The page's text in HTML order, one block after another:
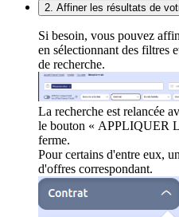
2. Affiner les résultats de
Si besoin, vous pouvez
en sélectionnant des filtres
de recherche.
La recherche est relancée
le bouton « APPLIQUER
ferme.
Pour certains d'entre eux,
d'offres correspondant.